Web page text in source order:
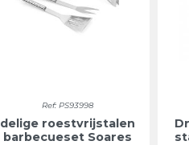
Ref: PS93998
delige roestvrijstalen
barbecueset Soares